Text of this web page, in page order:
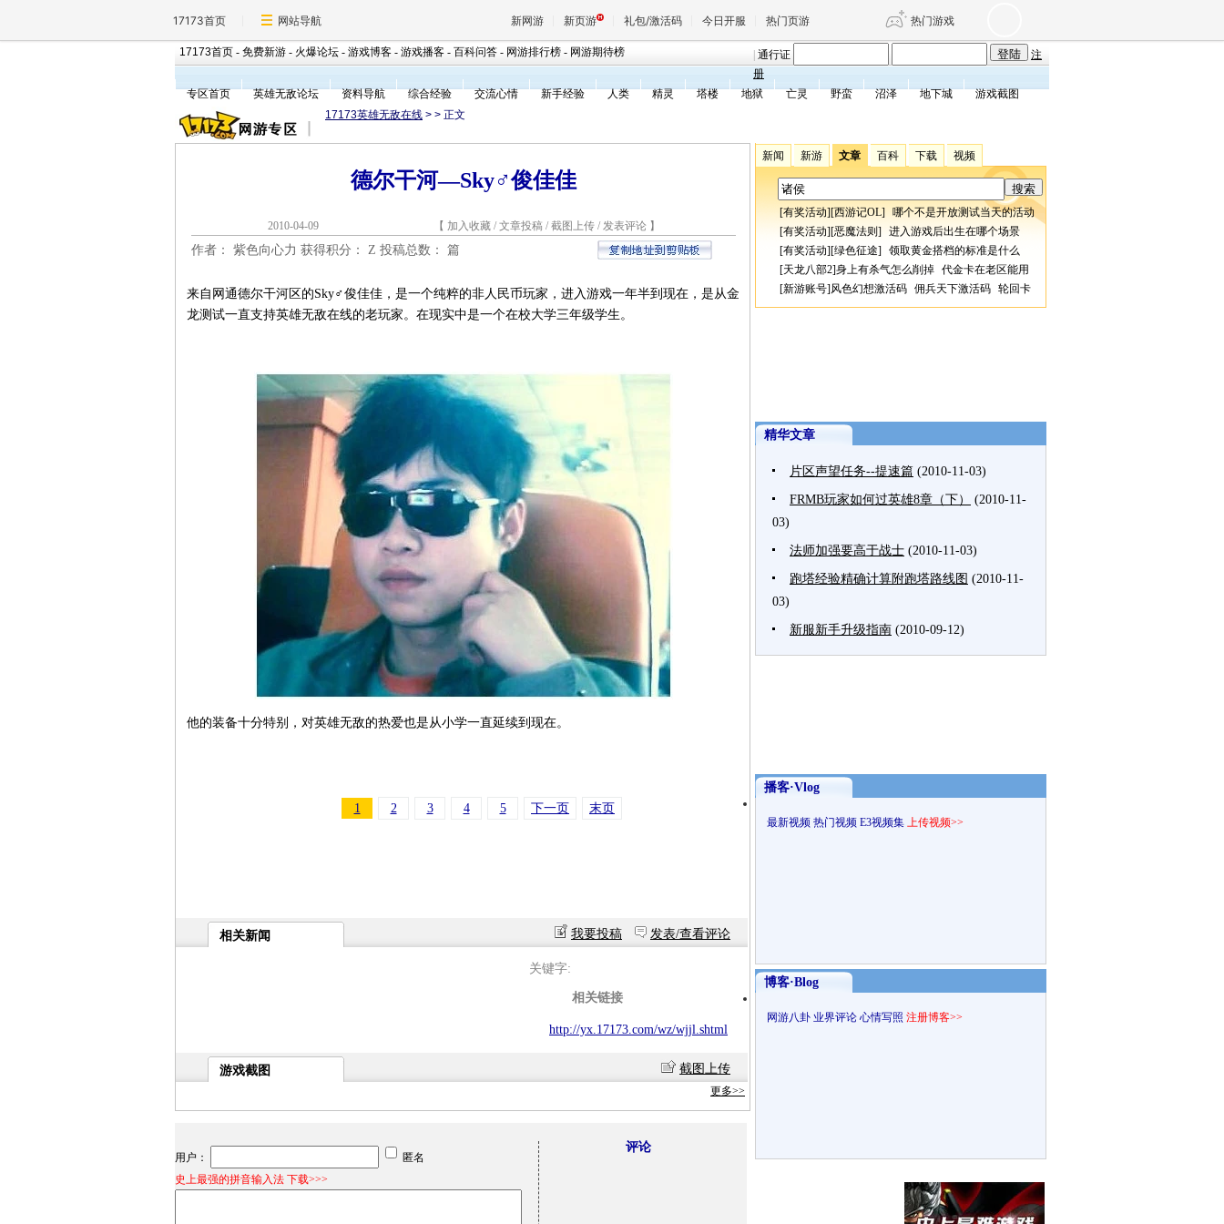
17173首页 网站导航 新网游 新页游 礼包/激活码 今日开服 热门页游 热门游戏
天堂 剑网3旗舰版 新天龙八部
王权与自由 诛仙世界 仙剑世界
17173首页 - 免费新游 - 火爆论坛 - 游戏博客 - 游戏播客 - 百科问答 - 网游排行榜 - 网游期待榜 通行证
注
册
专区首页
英雄无敌论坛 资料导航 综合经验 交流心情 新手经验 人类 精灵 塔楼 地狱 亡灵 野蛮 沼泽 地下城
游戏截图
17173英雄无敌在线 > > 正文
德尔干河—Sky♂俊佳佳
2010-04-09 【 加入收藏/ 文章投稿 / 截图上传/ 发表评论】
作者： 紫色向心力 获得积分： Z 投稿总数： 篇
来自网通德尔干河区的Sky♂俊佳佳，是一个纯粹的非人民币玩家，进入游戏一年半到现在，是从金
龙测试一直支持英雄无敌在线的老玩家。在现实中是一个在校大学三年级学生。
他的装备十分特别，对英雄无敌的热爱也是从小学一直延续到现在。
1 2 3 4 5 下一页 末页
相关新闻 我要投稿 发表/查看评论
关键字:
相关链接
http://yx.17173.com/wz/wjjl.shtml
游戏截图 截图上传
更多>>
用户：
匿名
史上最强的拼音输入法 下载>>>
评论
新闻 新游 文章 百科 下载 视频
[有奖活动][西游记OL] 哪个不是开放测试当天的活动
[有奖活动][恶魔法则 ] 进入游戏后出生在哪个场景
[有奖活动][绿色征途] 领取黄金搭档的标准是什么
[天龙八部2]身上有杀气怎么削掉 代金卡在老区能用
[新游账号]风色幻想激活码 佣兵天下激活码 轮回卡
精华文章
片区声望任务--提速篇 (2010-11-03)
FRMB玩家如何过英雄8章（下）
(2010-11-
03)
法师加强要高于战士 (2010-11-03)
跑塔经验精确计算附跑塔路线图 (2010-11-
03)
新服新手升级指南 (2010-09-12)
播客·Vlog
最新视频 热门视频 E3视频集 上传视频>>
博客·Blog
网游八卦 业界评论 心情写照 注册博客>>